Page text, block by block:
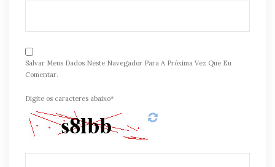
Salvar Meus Dados Neste Navegador Para A Próxima Vez Que Eu
Comentar.
Digite os caracteres abaixo*